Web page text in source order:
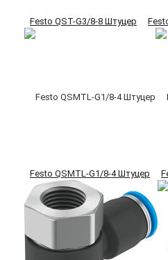
Festo QST-G3/8-8 Штуцер
Festo QSMTL-G1/8-4 Штуцер